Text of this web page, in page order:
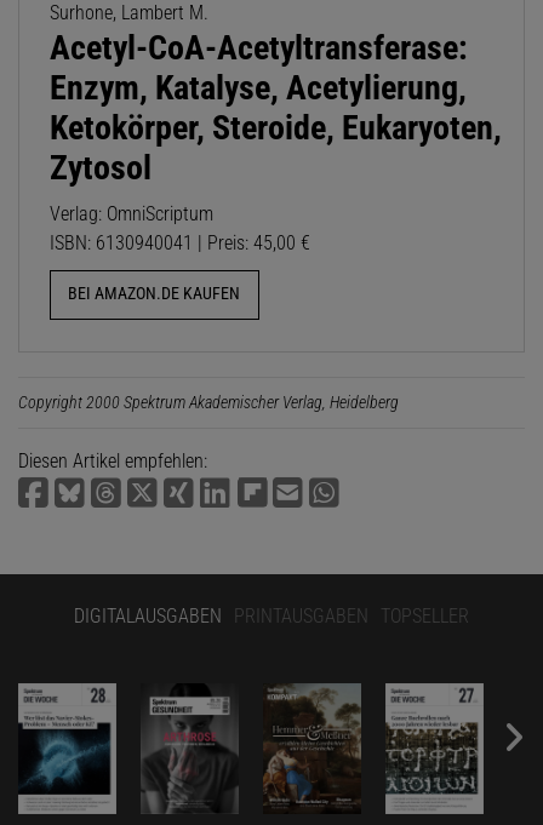
Surhone, Lambert M.
Acetyl-CoA-Acetyltransferase:
Enzym, Katalyse, Acetylierung,
Ketokörper, Steroide, Eukaryoten,
Zytosol
Verlag: OmniScriptum
ISBN: 6130940041 | Preis: 45,00 €
BEI AMAZON.DE KAUFEN
Copyright 2000 Spektrum Akademischer Verlag, Heidelberg
Diesen Artikel empfehlen:
DIGITALAUSGABEN PRINTAUSGABEN TOPSELLER